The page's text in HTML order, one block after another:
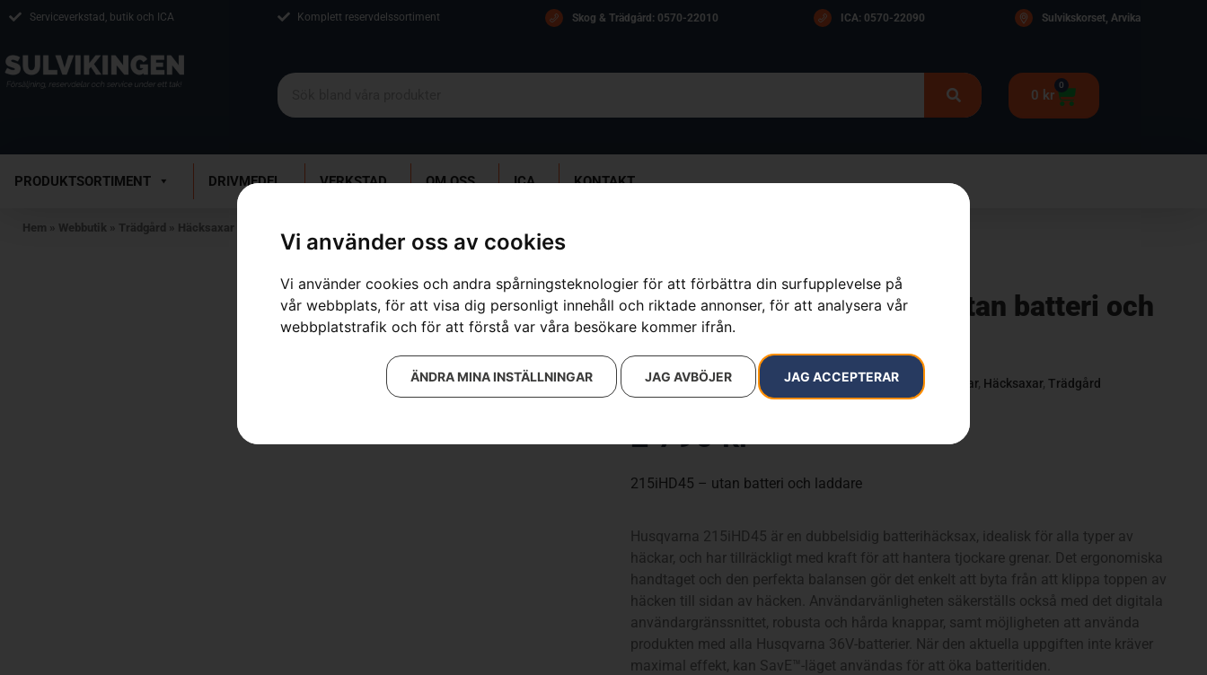
Vi använder oss av cookies
Vi använder cookies och andra spårningsteknologier för att förbättra din surfupplevelse på
vår webbplats, för att visa dig personligt innehåll och riktade annonser, för att analysera vår
webbplatstrafik och för att förstå var våra besökare kommer ifrån.
JAG ACCEPTERAR
JAG AVBÖJER
ÄNDRA MINA INSTÄLLNINGAR
Serviceverkstad, butik och ICA Komplett reservdelssortiment Skog & Trädgård: 0570-22010 ICA: 0570-22090 Sulvikskorset, Arvika
0 kr
0
PRODUKTSORTIMENT DRIVMEDEL VERKSTAD OM OSS ICA KONTAKT
Hem » Webbutik » Trädgård » Häcksaxar
HUSQVARNA 215iHD45 utan batteri och
laddare
970536501
Kategorier:Batteridrivna Häcksaxar,Batteridrivna Häcksaxar, Häcksaxar, Trädgård
Varumärken:Husqvarna
2 790kr
215iHD45 – utan batteri och laddare
Husqvarna 215iHD45 är en dubbelsidig batterihäcksax, idealisk för alla typer av
häckar, och har tillräckligt med kraft för att hantera tjockare grenar. Det ergonomiska
handtaget och den perfekta balansen gör det enkelt att byta från att klippa toppen av
häcken till sidan av häcken. Användarvänligheten säkerställs också med det digitala
användargränssnittet, robusta och hårda knappar, samt möjligheten att använda
produkten med alla Husqvarna 36V-batterier. När den aktuella uppgiften inte kräver
maximal effekt, kan SavE™-läget användas för att öka batteritiden.